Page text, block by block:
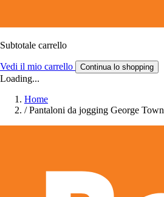
Subtotale carrello
Vedi il mio carrello Continua lo shopping
Loading...
Home
/ Pantaloni da jogging George Town